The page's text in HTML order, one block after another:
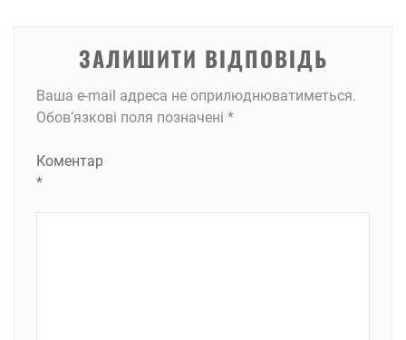
ЗАЛИШИТИ ВІДПОВІДЬ
Ваша e-mail адреса не оприлюднюватиметься.
Обов’язкові поля позначені *
Коментар
*